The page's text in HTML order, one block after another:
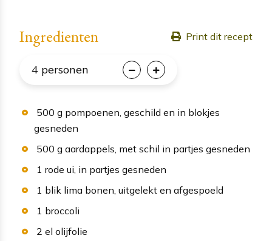
Ingredienten Print dit recept
4 personen
500 g pompoenen, geschild en in blokjes
gesneden
500 g aardappels, met schil in partjes gesneden
1 rode ui, in partjes gesneden
1 blik lima bonen, uitgelekt en afgespoeld
1 broccoli
2 el olijfolie